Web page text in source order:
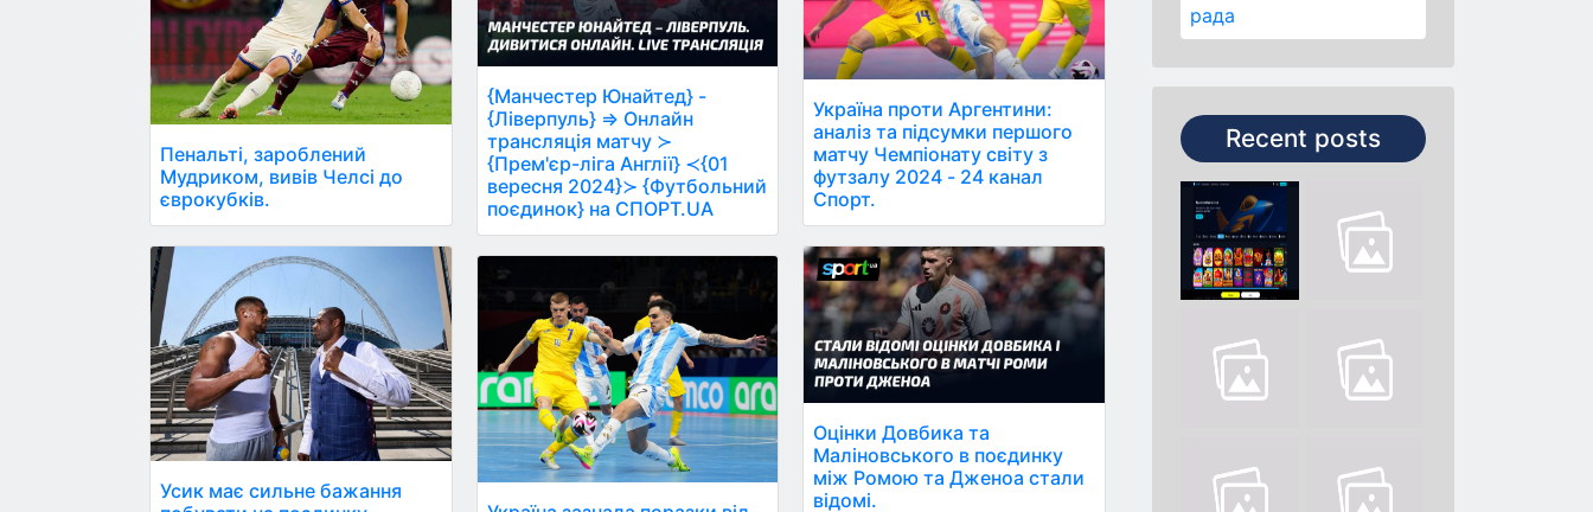
рада
Recent posts
Пенальті, зароблений
Мудриком, вивів Челсі до
єврокубків.
Усик має сильне бажання
{Манчестер Юнайтед} -
{Ліверпуль} ⇒ Онлайн
трансляція матчу ≻
{Прем'єр-ліга Англії} ≺{01
вересня 2024}≻ {Футбольний
поєдинок} на СПОРТ.UA
Україна проти Аргентини:
аналіз та підсумки першого
матчу Чемпіонату світу з
футзалу 2024 - 24 канал
Спорт.
Оцінки Довбика та
Маліновського в поєдинку
між Ромою та Дженоа стали
відомі.